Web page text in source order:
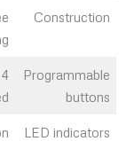
Construction
Programmable
buttons
LED indicators